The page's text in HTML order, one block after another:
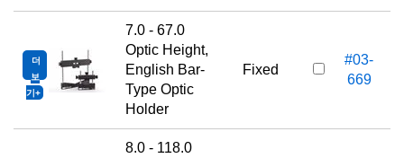
더
보
기
7.0 - 67.0
Optic Height,
English Bar-
Type Optic
Holder
Fixed
#03-
669
8.0 - 118.0